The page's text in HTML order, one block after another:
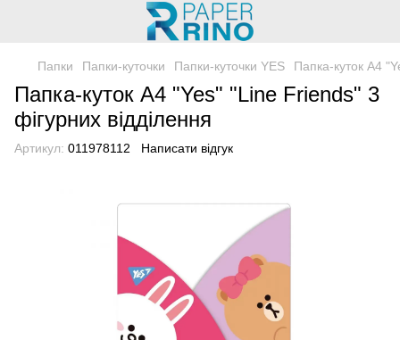
Папки Папки-куточки Папки-куточки YES Папка-куток А4
Папка-куток А4 "Yes" "Line Friends" 3
фігурних відділення
Артикул: 011978112 Написати відгук